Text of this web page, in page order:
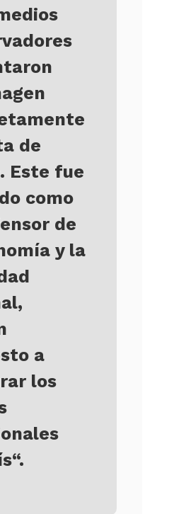
de
Este fue
como
de
y la
a
los
“.